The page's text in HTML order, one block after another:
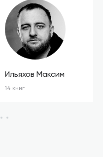
Ильяхов Максим
14 книг